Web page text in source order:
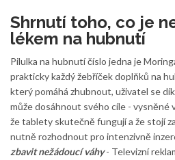
Shrnutí toho, co je
lékem na hubnutí
Pilulka na hubnutí číslo jedna je
prakticky každý žebříček doplňků na
který pomáhá zhubnout, uživatel se
může dosáhnout svého cíle - vysněné
že tablety skutečně fungují a že stojí
nutně rozhodnout pro intenzivně
zbavit nežádoucí váhy- Televizní